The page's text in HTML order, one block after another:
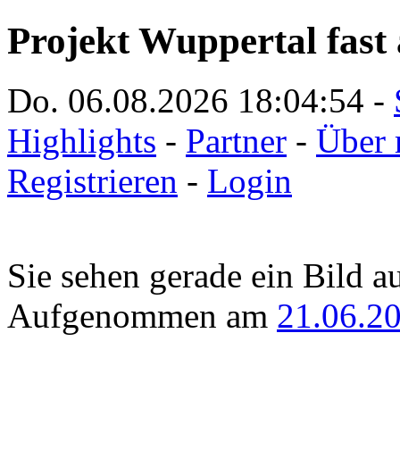
Projekt Wuppertal fast
Do. 06.08.2026 18:04:54 -
Highlights - Partner - Über
Registrieren - Login
Sie sehen gerade ein Bild
Aufgenommen am